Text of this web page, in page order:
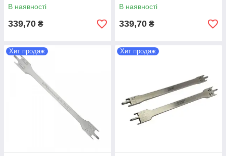
В наявності
339,70 ₴
В наявності
339,70 ₴
Хит продаж Хит продаж